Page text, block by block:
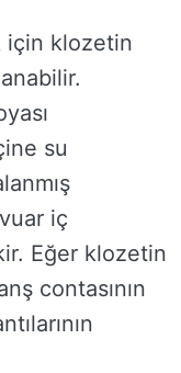
için klozetin
su
iç
Eğer klozetin
contasının